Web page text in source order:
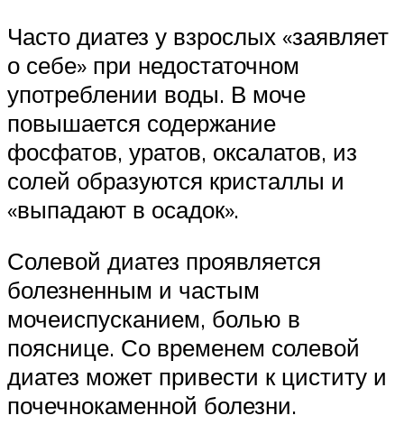
Часто диатез у взрослых «заявляет
о себе» при недостаточном
употреблении воды. В моче
повышается содержание
фосфатов, уратов, оксалатов, из
солей образуются кристаллы и
«выпадают в осадок».
Солевой диатез проявляется
болезненным и частым
мочеиспусканием, болью в
пояснице. Со временем солевой
диатез может привести к циститу и
почечнокаменной болезни.